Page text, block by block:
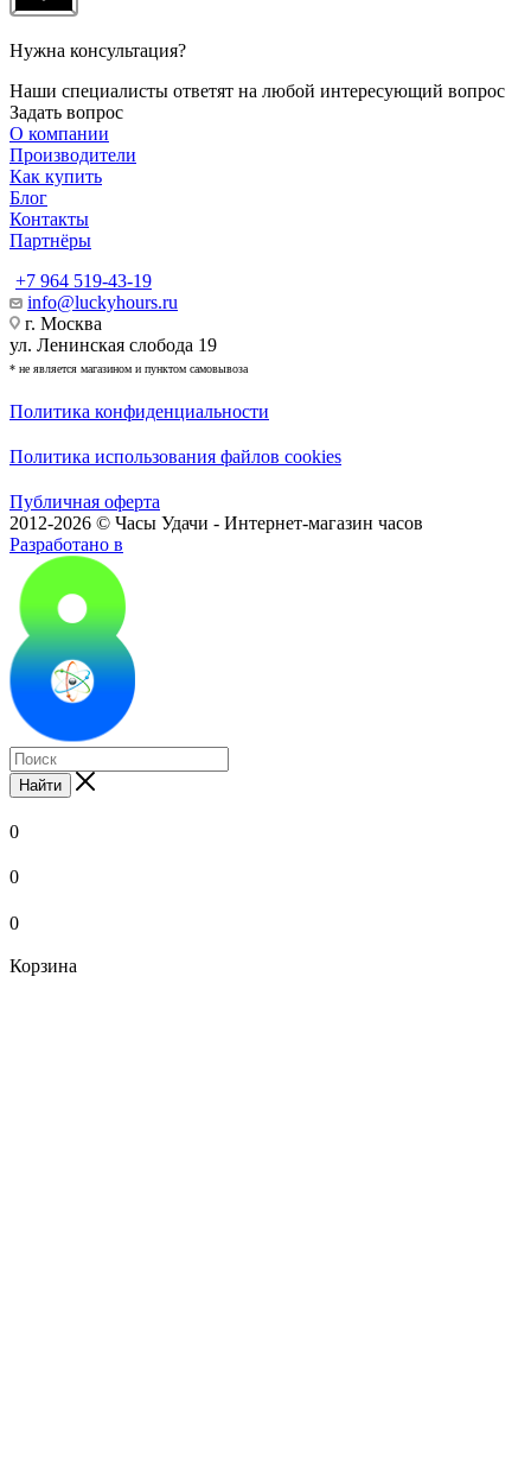
Нужна консультация?
Наши специалисты ответят на любой интересующий вопрос
Задать вопрос
О компании
Производители
Как купить
Блог
Контакты
Партнёры
+7 964 519-43-19
info@luckyhours.ru
г. Москва
ул. Ленинская слобода 19
* не является магазином и пунктом самовывоза
Политика конфиденциальности
Политика использования файлов cookies
Публичная оферта
2012-2026 © Часы Удачи - Интернет-магазин часов
Разработано в
Найти
0
0
0
Корзина